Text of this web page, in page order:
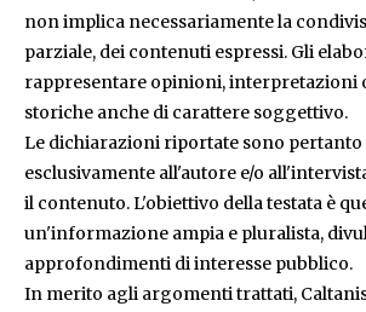
non implica necessariamente la
parziale, dei contenuti espressi. Gli
rappresentare opinioni, interpretazioni
storiche anche di carattere soggettivo.
Le dichiarazioni riportate sono
esclusivamente all'autore e/o
il contenuto. L'obiettivo della testata è
un'informazione ampia e pluralista,
approfondimenti di interesse pubblico.
In merito agli argomenti trattati,